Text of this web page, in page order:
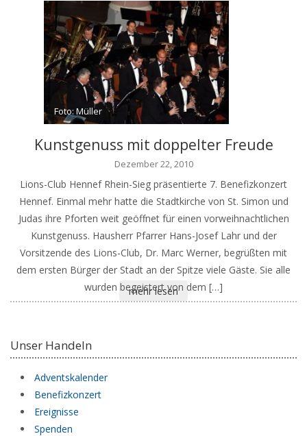
Foto: Müller
Kunstgenuss mit doppelter Freude
Dezember 22, 2010
Lions-Club Hennef Rhein-Sieg präsentierte 7. Benefizkonzert
Hennef. Einmal mehr hatte die Stadtkirche von St. Simon und
Judas ihre Pforten weit geöffnet für einen vorweihnachtlichen
Kunstgenuss. Hausherr Pfarrer Hans-Josef Lahr und der
Vorsitzende des Lions-Club, Dr. Marc Werner, begrüßten mit
dem ersten Bürger der Stadt an der Spitze viele Gäste. Sie alle
wurden begeistert von dem […]
mehr lesen
Unser Handeln
Adventskalender
Benefizkonzert
Ereignisse
Spenden